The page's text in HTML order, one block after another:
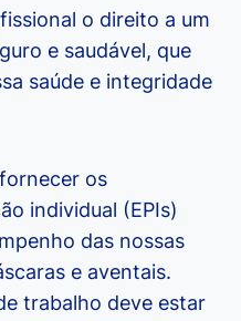
o direito a um
e saudável, que
saúde e integridade
os
individual (EPIs)
das nossas
e aventais.
trabalho deve estar